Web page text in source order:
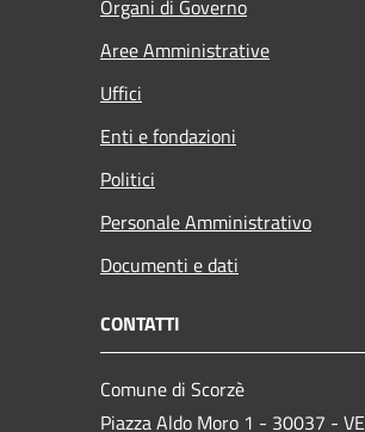
Organi di Governo
Aree Amministrative
Uffici
Enti e fondazioni
Politici
Personale Amministrativo
Documenti e dati
CONTATTI
Comune di Scorzè
Piazza Aldo Moro 1 - 30037 - VE